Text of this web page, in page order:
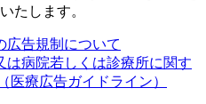
たします。
広告規制について
は病院若しくは診療所に関す
医療広告ガイドライン）